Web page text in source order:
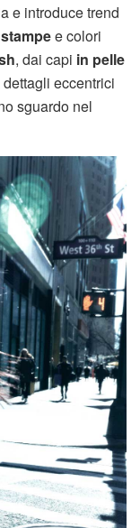
e introduce trend
stampee colori
, dai capi in pelle
eccentrici
sguardo nel